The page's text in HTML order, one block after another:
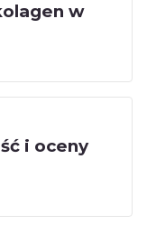
w
i oceny